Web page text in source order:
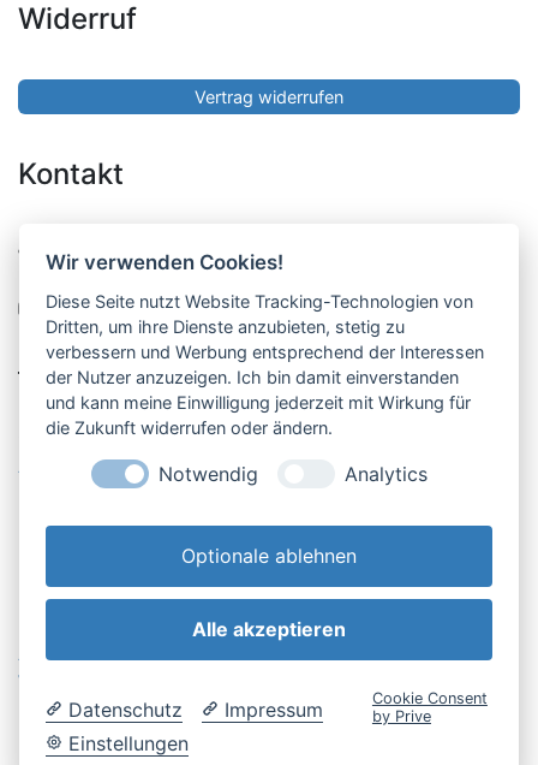
Widerruf
Vertrag widerrufen
Kontakt
Pucher Straße 10, Fürstenfeldbruck
08141-12269
shop@englschalk.de
Öffnungszeiten
Anfahrt & Kontakt
Retouren-Portal
AGB & Kundeninfo
Widerrufsbelehrung
Datenschutzerklärung
Wir verwenden Cookies!
Diese Seite nutzt Website Tracking-Technologien von
Dritten, um ihre Dienste anzubieten, stetig zu
verbessern und Werbung entsprechend der Interessen
der Nutzer anzuzeigen. Ich bin damit einverstanden
und kann meine Einwilligung jederzeit mit Wirkung für
die Zukunft widerrufen oder ändern.
Notwendig Analytics
Optionale ablehnen
Alle akzeptieren
Datenschutz
Impressum
Einstellungen
Cookie Consent
by Prive